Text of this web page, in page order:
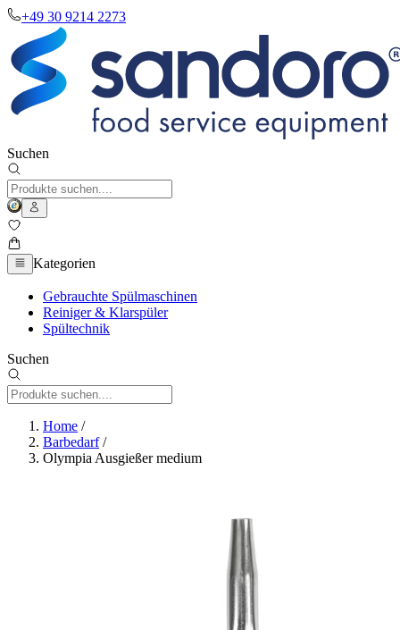
+49 30 9214 2273
Suchen
Kategorien
Gebrauchte Spülmaschinen
Reiniger & Klarspüler
Spültechnik
Suchen
Home /
Barbedarf/
Olympia Ausgießer medium